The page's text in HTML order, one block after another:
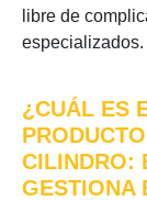
libre de
especializados.
¿CUÁL ES
CILINDRO:
GESTIONA